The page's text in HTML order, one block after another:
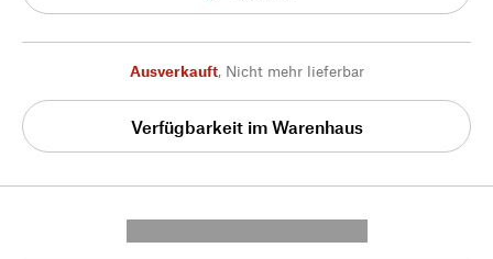
Ausverkauft, Nicht mehr lieferbar
Verfügbarkeit im Warenhaus